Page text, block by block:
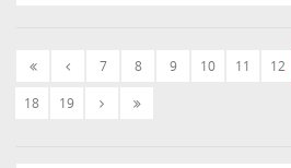
«
‹
7 8 9 10 11 12
18
19
KövetkezőUtolsó